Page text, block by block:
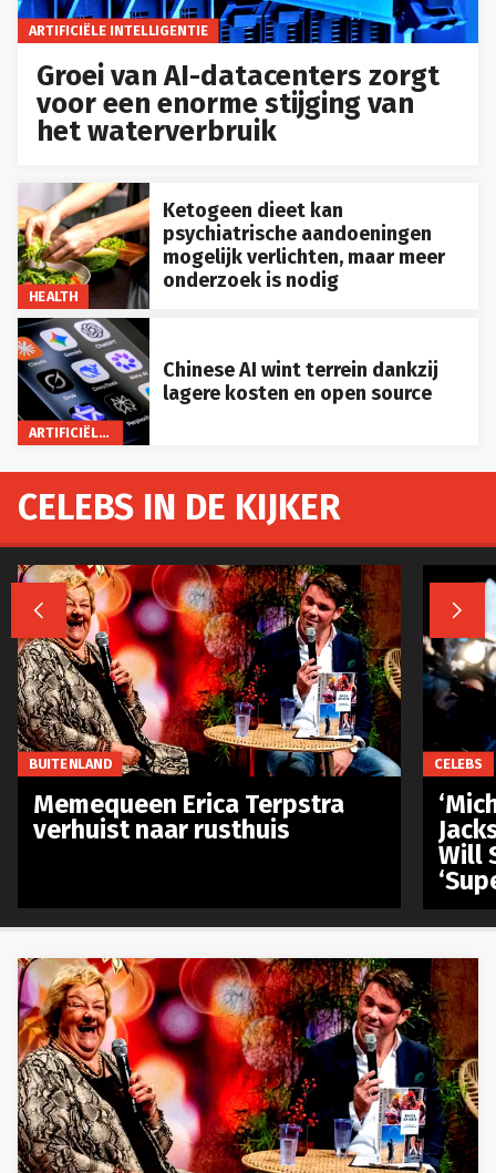
ARTIFICIËLE INTELLIGENTIE
Groei van AI-datacenters zorgt
voor een enorme stijging van
het waterverbruik
HEALTH
Ketogeen dieet kan
psychiatrische aandoeningen
mogelijk verlichten, maar meer
onderzoek is nodig
ARTIFICIËLE INTELLIGENTIE
Chinese AI wint terrein dankzij
lagere kosten en open source
CELEBS IN DE KIJKER
 
BUITENLAND
Memequeen Erica Terpstra
verhuist naar rusthuis
CELEBS
Will